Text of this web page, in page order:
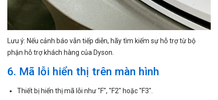
Lưu ý: Nếu cảnh báo vẫn tiếp diễn, hãy tìm kiếm sự hỗ trợ từ bộ
phận hỗ trợ khách hàng của Dyson.
6. Mã lỗi hiển thị trên màn hình
Thiết bị hiển thị mã lỗi như "F", "F2" hoặc "F3".